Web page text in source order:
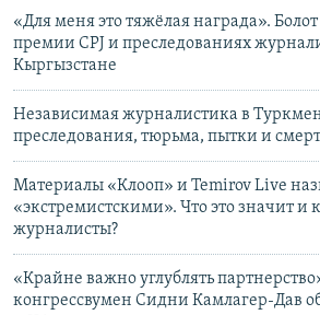
«Для меня это тяжёлая награда».
премии CPJ и преследованиях
Кыргызстане
Независимая журналистика в
преследования, тюрьма, пытки и
Материалы «Клооп» и Temirov Live
«экстремистскими». Что это значит и
журналисты?
«Крайне важно углублять
конгрессвумен Сидни Камлагер-Дав